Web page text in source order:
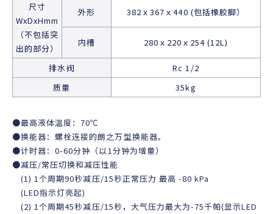
尺寸
WxDxHmm
（不包括突
出的部分）
外形 382ｘ367ｘ440 (包括橡胶脚）
内槽 280ｘ220ｘ254 (12L)
排水阀
Rc 1/2
质量
35kg
●最高液体温度：70℃
●换能器：螺栓连接的朗之万型换能器。
●计时器：0-60分钟（以1分钟为增量）
●减压/常压切换和减压性能
(1) 1个周期90秒减压/15秒正常压力 最高 -80 kPa
(LED指示灯亮起)
(2) 1个周期45秒减压/15秒，大气压力最大为-75千帕(显示LED